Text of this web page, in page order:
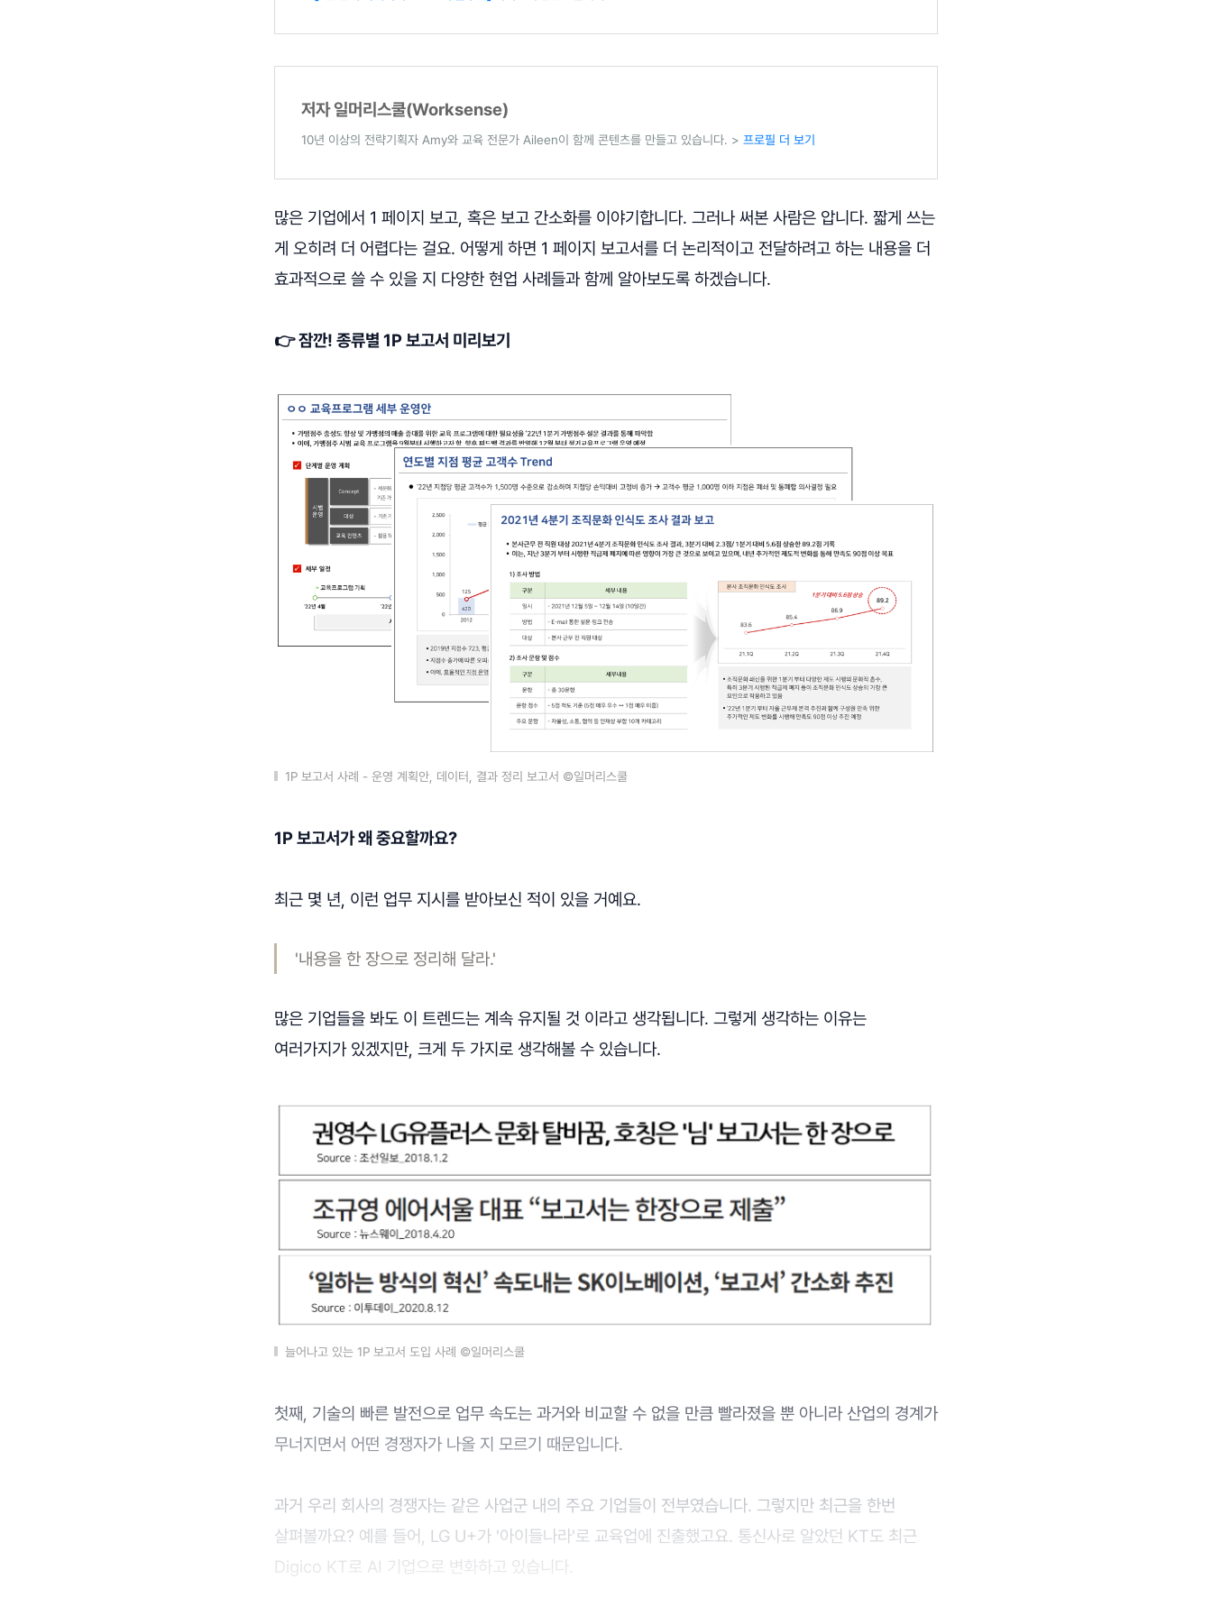
저자 일머리스쿨(Worksense)
10년 이상의 전략기획자 Amy와 교육 전문가 Aileen이 함께 콘텐츠를 만들고 있습니다. > 프로필 더 보기
많은 기업에서 1 페이지 보고, 혹은 보고 간소화를 이야기합니다. 그러나 써본 사람은 압니다. 짧게 쓰는
게 오히려 더 어렵다는 걸요. 어떻게 하면 1 페이지 보고서를 더 논리적이고 전달하려고 하는 내용을 더
효과적으로 쓸 수 있을 지 다양한 현업 사례들과 함께 알아보도록 하겠습니다.
👉 잠깐! 종류별 1P 보고서 미리보기
1P 보고서 사례 - 운영 계획안, 데이터, 결과 정리 보고서 ©일머리스쿨
1P 보고서가 왜 중요할까요?
최근 몇 년, 이런 업무 지시를 받아보신 적이 있을 거예요.
'내용을 한 장으로 정리해 달라.'
많은 기업들을 봐도 이 트렌드는 계속 유지될 것 이라고 생각됩니다. 그렇게 생각하는 이유는
여러가지가 있겠지만, 크게 두 가지로 생각해볼 수 있습니다.
늘어나고 있는 1P 보고서 도입 사례 ©일머리스쿨
첫째, 기술의 빠른 발전으로 업무 속도는 과거와 비교할 수 없을 만큼 빨라졌을 뿐 아니라 산업의 경계가
무너지면서 어떤 경쟁자가 나올 지 모르기 때문입니다.
과거 우리 회사의 경쟁자는 같은 사업군 내의 주요 기업들이 전부였습니다. 그렇지만 최근을 한번
살펴볼까요? 예를 들어, LG U+가 '아이들나라'로 교육업에 진출했고요. 통신사로 알았던 KT도 최근
Digico KT로 AI 기업으로 변화하고 있습니다.